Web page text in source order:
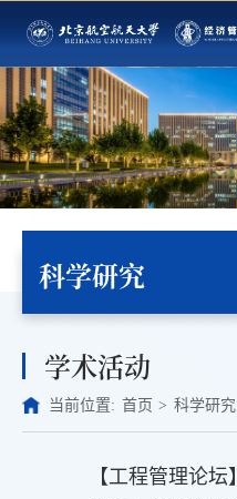
科学研究
学术活动
当前位置: 首页 > 科学研究
【工程管理论